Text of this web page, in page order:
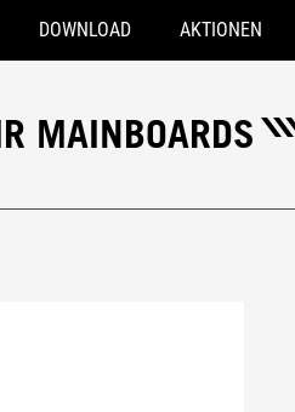
DOWNLOAD AKTIONEN
MAINBOARDS